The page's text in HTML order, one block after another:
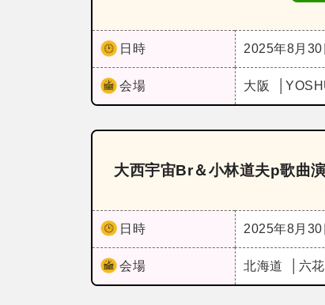
日時 2025年8月30
会場 大阪
大西宇宙Br＆小林道夫p歌曲
日時 2025年8月30
会場 北海道 六